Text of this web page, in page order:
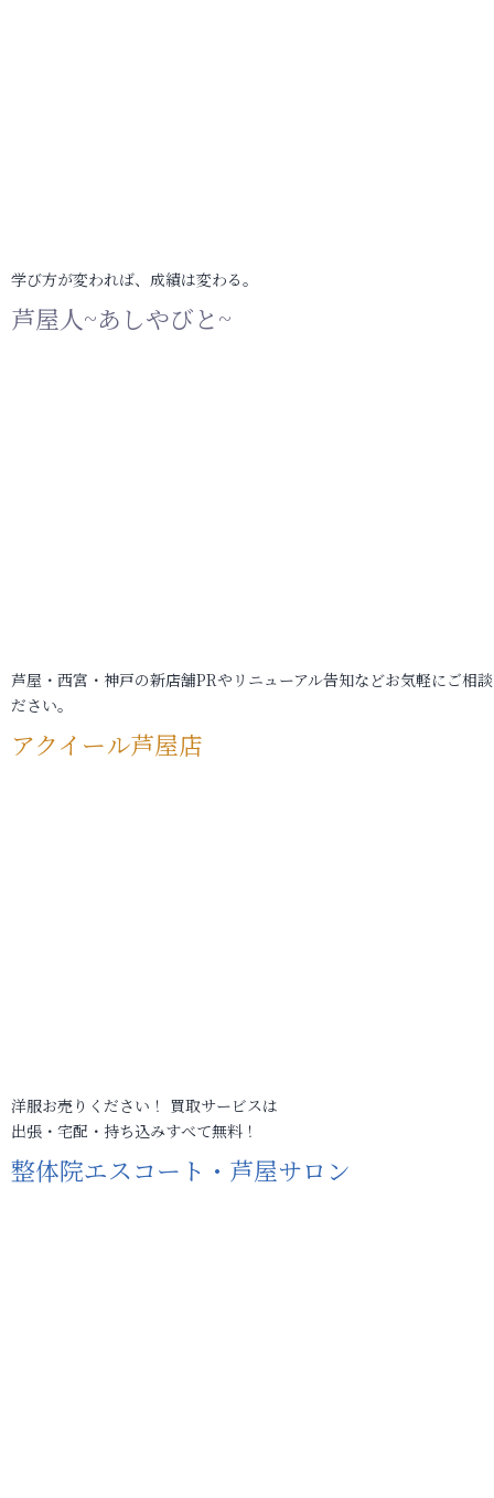
学び方が変われば、成績は変わる。
芦屋人~あしやびと~
芦屋・西宮・神戸の新店舗PRやリニューアル告知などお気軽にご相
ださい。
アクイール芦屋店
洋服お売りください！ 買取サービスは
出張・宅配・持ち込みすべて無料！
整体院エスコート・芦屋サロン